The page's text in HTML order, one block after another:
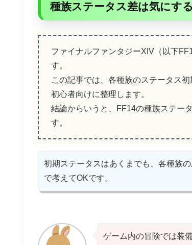
種族ステータス差は気にす
ファイナルファンタジーXIV（以下
す。
この記事では、各種族のステータス
初心者向けに整理します。
結論からいうと、FF14の種族ステー
す。
初期ステータスはあくまでも、各種族
で考えてOKです。
ゲーム内の冒険では装